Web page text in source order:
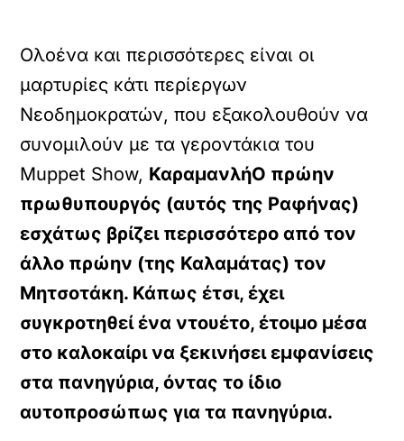
Ολοένα και περισσότερες είναι οι
μαρτυρίες κάτι περίεργων
Νεοδημοκρατών, που εξακολουθούν να
συνομιλούν με τα γεροντάκια του
Muppet Show, ΚαραμανλήΟ πρώην
πρωθυπουργός (αυτός της Ραφήνας)
εσχάτως βρίζει περισσότερο από τον
άλλο πρώην (της Καλαμάτας) τον
Μητσοτάκη. Κάπως έτσι, έχει
συγκροτηθεί ένα ντουέτο, έτοιμο μέσα
στο καλοκαίρι να ξεκινήσει εμφανίσεις
στα πανηγύρια, όντας το ίδιο
αυτοπροσώπως για τα πανηγύρια.